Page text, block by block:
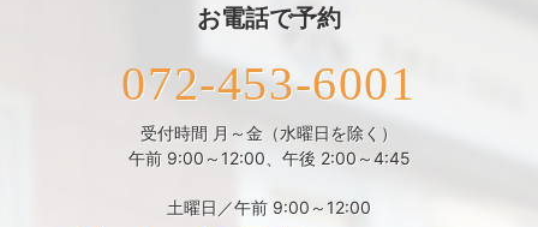
お電話で予約
072-453-6001
受付時間 月～金（水曜日を除く）
午前 9:00～12:00、午後 2:00～4:45
土曜日／午前 9:00～12:00